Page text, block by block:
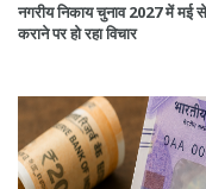
नगरीय निकाय चुनाव 2027 में मई
कराने पर हो रहा विचार